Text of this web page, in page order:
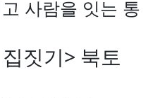
사람을 잇는 통
짓기> 북토